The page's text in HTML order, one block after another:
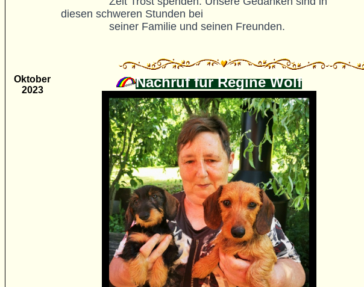
diesen schweren Stunden bei
		seiner Familie und seinen Freunden.
Oktober
2023
Nachruf für Regine Wolf